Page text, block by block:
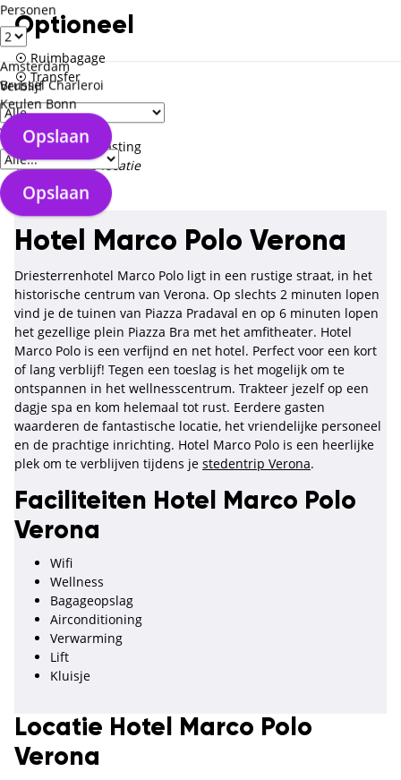
Personen
Verblijf
Verzorgingstype
Opslaan
Amsterdam
Brussel Charleroi
Keulen Bonn
Opslaan
Optioneel
Ruimbagage
Transfer
Exclusief
Toeristenbelasting
Te voldoen op locatie
Hotel Marco Polo Verona
Driesterrenhotel Marco Polo ligt in een rustige straat, in het
historische centrum van Verona. Op slechts 2 minuten lopen
vind je de tuinen van Piazza Pradaval en op 6 minuten lopen
het gezellige plein Piazza Bra met het amfitheater. Hotel
Marco Polo is een verfijnd en net hotel. Perfect voor een kort
of lang verblijf! Tegen een toeslag is het mogelijk om te
ontspannen in het wellnesscentrum. Trakteer jezelf op een
dagje spa en kom helemaal tot rust. Eerdere gasten
waarderen de fantastische locatie, het vriendelijke personeel
en de prachtige inrichting. Hotel Marco Polo is een heerlijke
plek om te verblijven tijdens je stedentrip Verona.
Faciliteiten Hotel Marco Polo
Verona
Wifi
Wellness
Bagageopslag
Airconditioning
Verwarming
Lift
Kluisje
Locatie Hotel Marco Polo
Verona